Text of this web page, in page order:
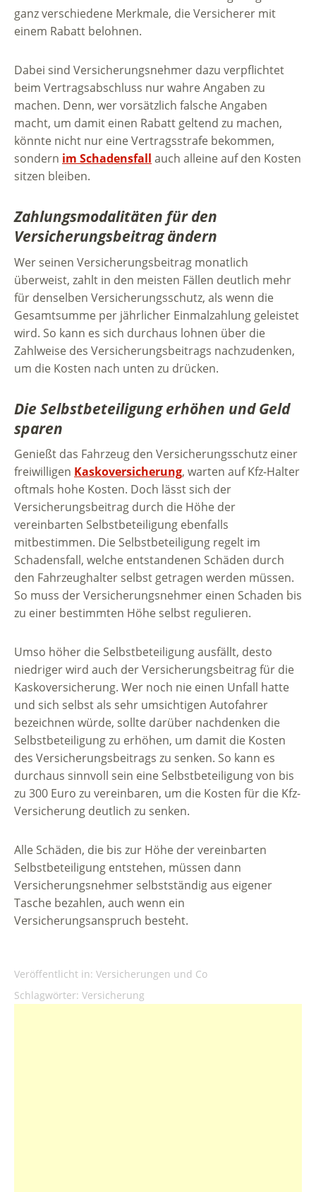
ganz verschiedene Merkmale, die Versicherer mit
einem Rabatt belohnen.
Dabei sind Versicherungsnehmer dazu verpflichtet
beim Vertragsabschluss nur wahre Angaben zu
machen. Denn, wer vorsätzlich falsche Angaben
macht, um damit einen Rabatt geltend zu machen,
könnte nicht nur eine Vertragsstrafe bekommen,
sondern im Schadensfall auch alleine auf den Kosten
sitzen bleiben.
Zahlungsmodalitäten für den
Versicherungsbeitrag ändern
Wer seinen Versicherungsbeitrag monatlich
überweist, zahlt in den meisten Fällen deutlich mehr
für denselben Versicherungsschutz, als wenn die
Gesamtsumme per jährlicher Einmalzahlung geleistet
wird. So kann es sich durchaus lohnen über die
Zahlweise des Versicherungsbeitrags nachzudenken,
um die Kosten nach unten zu drücken.
Die Selbstbeteiligung erhöhen und Geld
sparen
Genießt das Fahrzeug den Versicherungsschutz einer
freiwilligen Kaskoversicherung, warten auf Kfz-Halter
oftmals hohe Kosten. Doch lässt sich der
Versicherungsbeitrag durch die Höhe der
vereinbarten Selbstbeteiligung ebenfalls
mitbestimmen. Die Selbstbeteiligung regelt im
Schadensfall, welche entstandenen Schäden durch
den Fahrzeughalter selbst getragen werden müssen.
So muss der Versicherungsnehmer einen Schaden bis
zu einer bestimmten Höhe selbst regulieren.
Umso höher die Selbstbeteiligung ausfällt, desto
niedriger wird auch der Versicherungsbeitrag für die
Kaskoversicherung. Wer noch nie einen Unfall hatte
und sich selbst als sehr umsichtigen Autofahrer
bezeichnen würde, sollte darüber nachdenken die
Selbstbeteiligung zu erhöhen, um damit die Kosten
des Versicherungsbeitrags zu senken. So kann es
durchaus sinnvoll sein eine Selbstbeteiligung von bis
zu 300 Euro zu vereinbaren, um die Kosten für die Kfz-
Versicherung deutlich zu senken.
Alle Schäden, die bis zur Höhe der vereinbarten
Selbstbeteiligung entstehen, müssen dann
Versicherungsnehmer selbstständig aus eigener
Tasche bezahlen, auch wenn ein
Versicherungsanspruch besteht.
Veröffentlicht in: Versicherungen und Co
Schlagwörter: Versicherung